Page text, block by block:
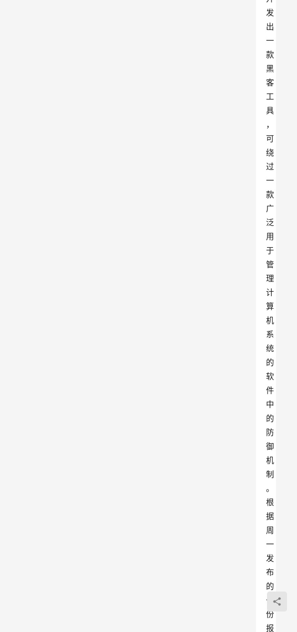
发
出
一
款
黑
客
工
具
，
可
绕
过
一
款
广
泛
用
于
管
理
计
算
机
系
统
的
软
件
中
的
防
御
机
制
。
根
据
周
一
发
布
的
一
份
报